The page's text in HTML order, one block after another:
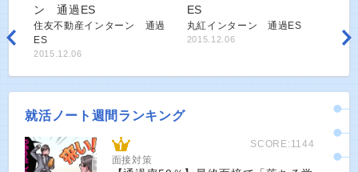
住友不動産インターン 通過
ES
2015.12.06
丸紅インターン 通過ES
2015.12.06
就活ノート週間ランキング
SCORE:1144
面接対策